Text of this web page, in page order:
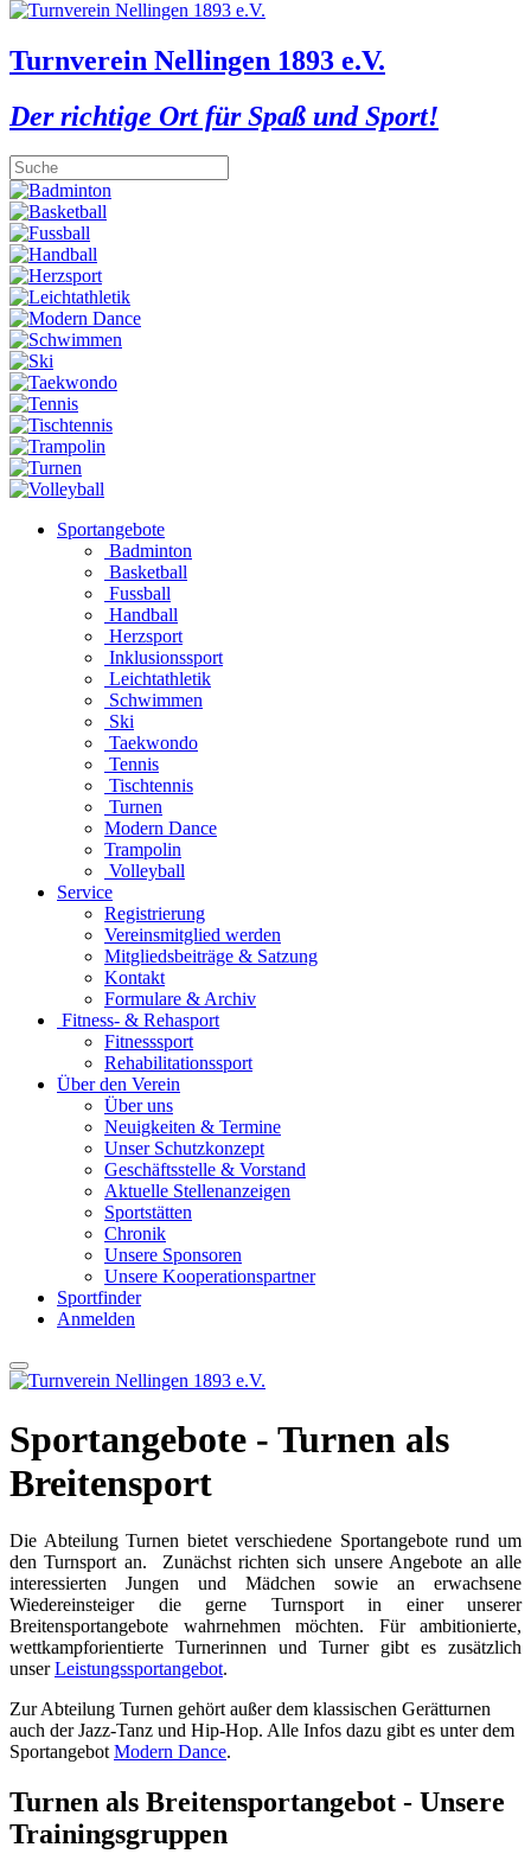
Turnverein Nellingen 1893 e.V.
Der richtige Ort für Spaß und Sport!
Sportangebote
Badminton
Basketball
Fussball
Handball
Herzsport
Inklusionssport
Leichtathletik
Schwimmen
Ski
Taekwondo
Tennis
Tischtennis
Turnen
Modern Dance
Trampolin
Volleyball
Service
Registrierung
Vereinsmitglied werden
Mitgliedsbeiträge & Satzung
Kontakt
Formulare & Archiv
Fitness- & Rehasport
Fitnesssport
Rehabilitationssport
Über den Verein
Über uns
Neuigkeiten & Termine
Unser Schutzkonzept
Geschäftsstelle & Vorstand
Aktuelle Stellenanzeigen
Sportstätten
Chronik
Unsere Sponsoren
Unsere Kooperationspartner
Sportfinder
Anmelden
Sportangebote - Turnen als
Breitensport
Die Abteilung Turnen bietet verschiedene Sportangebote rund um
den Turnsport an. Zunächst richten sich unsere Angebote an alle
interessierten Jungen und Mädchen sowie an erwachsene
Wiedereinsteiger die gerne Turnsport in einer unserer
Breitensportangebote wahrnehmen möchten. Für ambitionierte,
wettkampforientierte Turnerinnen und Turner gibt es zusätzlich
unserLeistungssportangebot.
Zur Abteilung Turnen gehört außer dem klassischen Gerätturnen
auch der Jazz-Tanz und Hip-Hop. Alle Infos dazu gibt es unter dem
Sportangebot Modern Dance.
Turnen als Breitensportangebot - Unsere
Trainingsgruppen